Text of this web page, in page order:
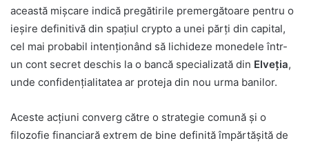
această mișcare indică pregătirile premergătoare pentru o
ieșire definitivă din spațiul crypto a unei părți din capital,
cel mai probabil intenționând să lichideze monedele într-
un cont secret deschis la o bancă specializată din Elveția,
unde confidențialitatea ar proteja din nou urma banilor.
Aceste acțiuni converg către o strategie comună și o
filozofie financiară extrem de bine definită împărtășită de